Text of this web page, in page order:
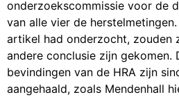
onderzoekscommissie voor de
van alle vier de
artikel had onderzocht, zouden
andere conclusie zijn gekomen.
bevindingen van de HRA zijn
aangehaald, zoals Mendenhall